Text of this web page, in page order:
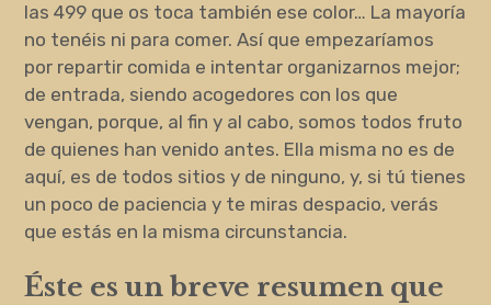
las 499 que os toca también ese color… La mayoría
no tenéis ni para comer. Así que empezaríamos
por repartir comida e intentar organizarnos mejor;
de entrada, siendo acogedores con los que
vengan, porque, al fin y al cabo, somos todos fruto
de quienes han venido antes. Ella misma no es de
aquí, es de todos sitios y de ninguno, y, si tú tienes
un poco de paciencia y te miras despacio, verás
que estás en la misma circunstancia.
Éste es un breve resumen que